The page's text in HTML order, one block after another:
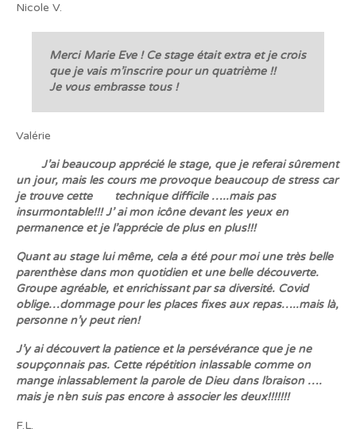
Nicole V.
Merci Marie Eve ! Ce stage était extra et je crois
que je vais m’inscrire pour un quatrième !!
Je vous embrasse tous !
Valérie
J’ai beaucoup apprécié le stage, que je referai sûrement
un jour, mais les cours me provoque beaucoup de stress car
je trouve cette technique difficile …..mais pas
insurmontable!!! J’ ai mon icône devant les yeux en
permanence et je l’apprécie de plus en plus!!!
Quant au stage lui même, cela a été pour moi une très belle
parenthèse dans mon quotidien et une belle découverte.
Groupe agréable, et enrichissant par sa diversité. Covid
oblige…dommage pour les places fixes aux repas…..mais là,
personne n’y peut rien!
J’y ai découvert la patience et la persévérance que je ne
soupçonnais pas. Cette répétition inlassable comme on
mange inlassablement la parole de Dieu dans l’oraison ….
mais je n’en suis pas encore à associer les deux!!!!!!!
F.L.